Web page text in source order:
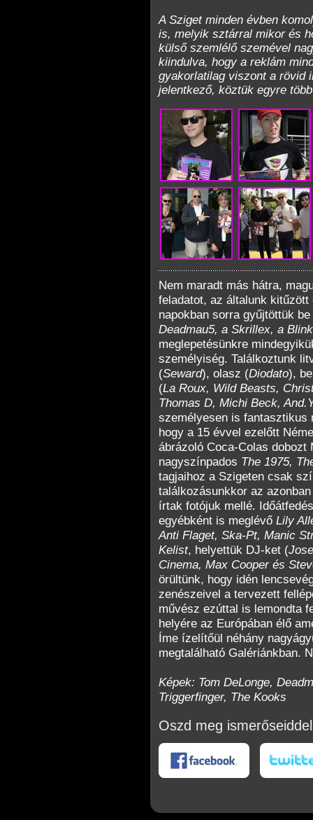
A Sziget minden évben
is, melyik sztárral mikor és
külső szemlélő szemével
kiindulva, hogy a reklám
gyakorlatilag viszont a rövid
jelentkező, köztük egyre
Nem maradt más hátra,
feladatot, az általunk
napokban sorra gyűjtöttük
Deadmau5, a Skrillex, a
meglepetésünkre
személyiség. Találkoztunk
(Seward), olasz (Diodato),
(La Roux, Wild Beasts,
Thomas D, Michi Beck,
személyesen is fantasztikus
hogy a 15 évvel ezelőtt
ábrázoló Coca-Colas
nagyszínpados The 1975,
tagjaihoz a Szigeten csak
találkozásunkkor az
írtak fotójuk mellé.
egyébként is meglévő Lily
Anti Flaget, Ska-Pt, Manic
Kelist, helyettük DJ-ket (
Cinema, Max Cooper és
örültünk, hogy idén
zenészeivel a tervezett
művész ezúttal is lemondta
helyére az Európában élő
Íme ízelítőül néhány
megtalálható Galériánkban.
Képek: Tom DeLonge,
Triggerfinger, The Kooks
Oszd meg